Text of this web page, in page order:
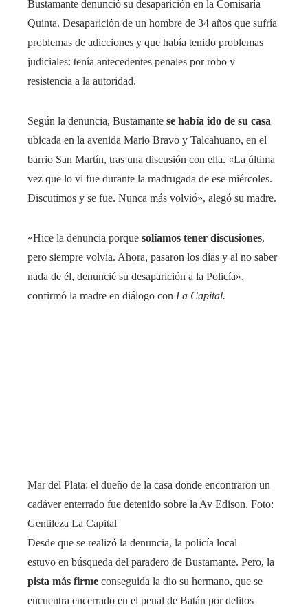
Bustamante denunció su desaparición en la Comisaría
Quinta. Desaparición de un hombre de 34 años que sufría
problemas de adicciones y que había tenido problemas
judiciales: tenía antecedentes penales por robo y
resistencia a la autoridad.
Según la denuncia, Bustamante se había ido de su casa
ubicada en la avenida Mario Bravo y Talcahuano, en el
barrio San Martín, tras una discusión con ella. «La última
vez que lo vi fue durante la madrugada de ese miércoles.
Discutimos y se fue. Nunca más volvió», alegó su madre.
«Hice la denuncia porque solíamos tener discusiones,
pero siempre volvía. Ahora, pasaron los días y al no saber
nada de él, denuncié su desaparición a la Policía»,
confirmó la madre en diálogo con La Capital.
Mar del Plata: el dueño de la casa donde encontraron un
cadáver enterrado fue detenido sobre la Av Edison. Foto:
Gentileza La Capital
Desde que se realizó la denuncia, la policía local
estuvo en búsqueda del paradero de Bustamante. Pero, la
pista más firme conseguida la dio su hermano, que se
encuentra encerrado en el penal de Batán por delitos